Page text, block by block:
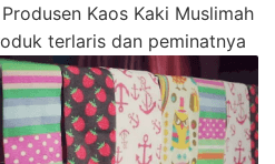
Kaos Kaki Muslimah
terlaris dan peminatnya